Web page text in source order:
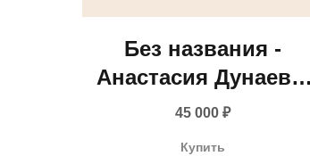
Без названия -
Анастасия Дунаева,
2025
45 000 ₽
Купить